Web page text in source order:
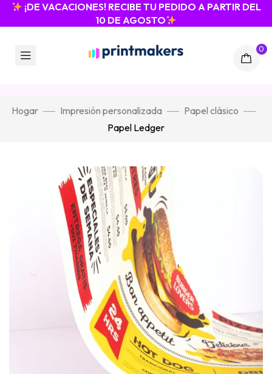
¡DE VACACIONES! RECIBE TU PEDIDO A PARTIR DEL
10 DE AGOSTO
0
Hogar Impresión personalizada
Papel clásico
Papel Ledger